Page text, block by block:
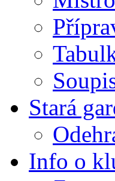
Stará
Info o